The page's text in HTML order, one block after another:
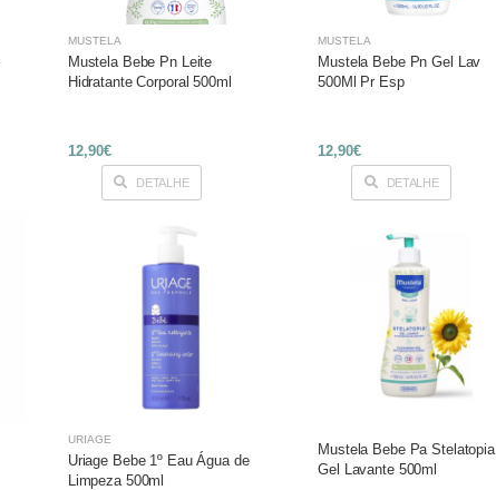
MUSTELA
Mustela Bebe Pn Leite
Hidratante Corporal 500ml
12,90€
DETALHE
MUSTELA
Mustela Bebe Pn Gel Lav
500Ml Pr Esp
12,90€
DETALHE
URIAGE
Uriage Bebe 1º Eau Água de
Limpeza 500ml
Mustela Bebe Pa Stelatopia
Gel Lavante 500ml